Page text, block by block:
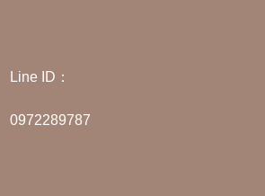
Line ID：
0972289787